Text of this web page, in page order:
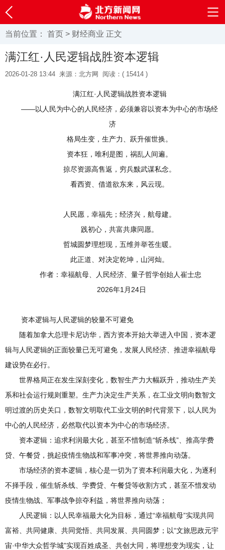
当前位置： 首页 > 财经商业 正文
满江红·人民逻辑战胜资本逻辑
2026-01-28 13:44 来源：北方网 阅读：( 15414 )
满江红·人民逻辑战胜资本逻辑
——以人民为中心的人民经济，必须兼容以资本为中心的市场经
济
格局生变，生产力、跃升催世换。
资本狂，唯利是图，祸乱人间遍。
掠尽资源高售返，穷兵黩武谋私念。
看西资、借道欲东来，风云现。
人民愿，幸福先；经济兴，航母建。
践初心，共富共康同愿。
哲城圆梦理想现，五维并举苍生暖。
此正道、对决定乾坤，山河灿。
作者：幸福航母、人民经济、量子哲学创始人崔士忠
2026年1月24日
资本逻辑与人民逻辑的较量不可避免
随着加拿大总理卡尼访华，西方资本开始大举进入中国，资本逻
辑与人民逻辑的正面较量已无可避免，发展人民经济、推进幸福航母
建设势在必行。
世界格局正在发生深刻变化，数智生产力大幅跃升，推动生产关
系和社会运行规则重塑。生产力决定生产关系，在工业文明向数智文
明过渡的历史关口，数智文明取代工业文明的时代背景下，以人民为
中心的人民经济，必然取代以资本为中心的市场经济。
资本逻辑：追求利润最大化，甚至不惜制造“斩杀线”、推高学费
贷、午餐贷，挑起疫情生物战和军事冲突，将世界推向动荡。
市场经济的资本逻辑，核心是一切为了资本利润最大化，为逐利
不择手段，催生斩杀线、学费贷、午餐贷等收割方式，甚至不惜发动
疫情生物战、军事战争掠夺利益，将世界推向动荡；
人民逻辑：以人民幸福最大化为目标，通过“幸福航母”实现共同
富裕、共同健康、共同觉悟、共同发展、共同圆梦；以“文旅思政元宇
宙·中华大众哲学城”实现百姓成圣、共创大同，将理想变为现实，让